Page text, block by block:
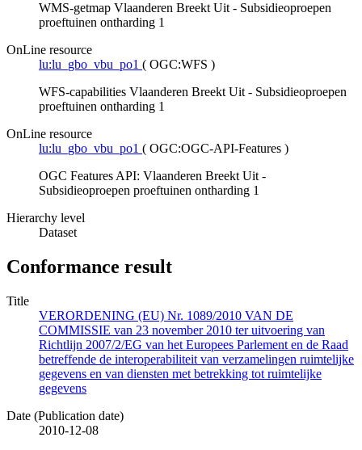
WMS-getmap Vlaanderen Breekt Uit - Subsidieoproepen
proeftuinen ontharding 1
OnLine resource
lu:lu_gbo_vbu_po1 ( OGC:WFS )
WFS-capabilities Vlaanderen Breekt Uit - Subsidieoproepen
proeftuinen ontharding 1
OnLine resource
lu:lu_gbo_vbu_po1 ( OGC:OGC-API-Features )
OGC Features API: Vlaanderen Breekt Uit -
Subsidieoproepen proeftuinen ontharding 1
Hierarchy level
Dataset
Conformance result
Title
VERORDENING (EU) Nr. 1089/2010 VAN DE
COMMISSIE van 23 november 2010 ter uitvoering van
Richtlijn 2007/2/EG van het Europees Parlement en de Raad
betreffende de interoperabiliteit van verzamelingen ruimtelijke
gegevens en van diensten met betrekking tot ruimtelijke
gegevens
Date (Publication date)
2010-12-08